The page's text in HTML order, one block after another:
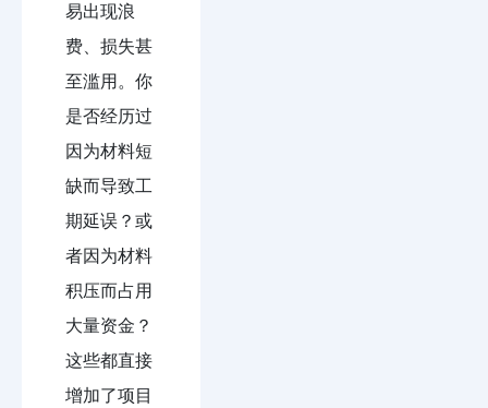
易出现浪
费、损失甚
至滥用。你
是否经历过
因为材料短
缺而导致工
期延误？或
者因为材料
积压而占用
大量资金？
这些都直接
增加了项目